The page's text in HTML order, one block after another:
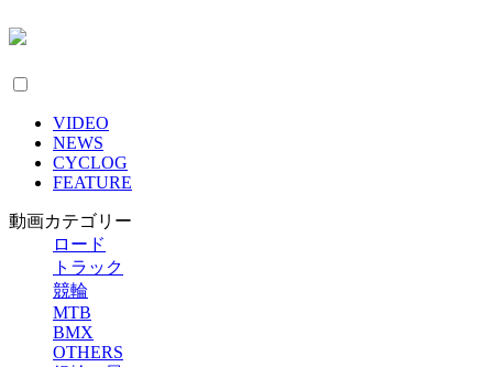
VIDEO
NEWS
CYCLOG
FEATURE
動画カテゴリー
ロード
トラック
競輪
MTB
BMX
OTHERS